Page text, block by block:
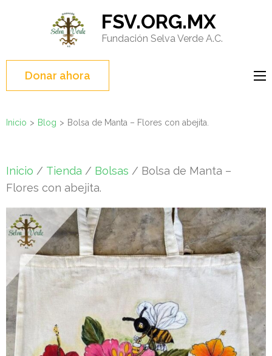
(presione
Entrar)
FSV.ORG.MX
Fundación Selva Verde A.C.
Donar ahora
Inicio > Blog > Bolsa de Manta – Flores con abejita.
Inicio / Tienda / Bolsas / Bolsa de Manta –
Flores con abejita.